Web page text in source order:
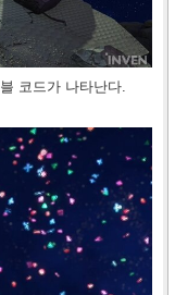
코드가 나타난다.